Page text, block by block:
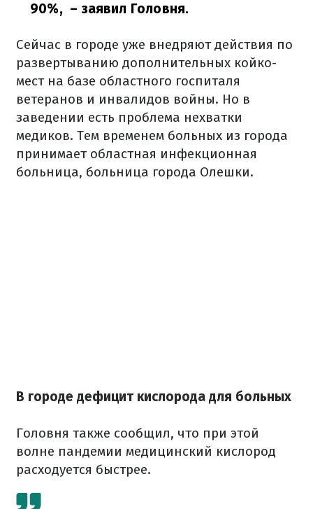
90%, – заявил Головня.
Сейчас в городе уже внедряют действия по
развертыванию дополнительных койко-
мест на базе областного госпиталя
ветеранов и инвалидов войны. Но в
заведении есть проблема нехватки
медиков. Тем временем больных из города
принимает областная инфекционная
больница, больница города Олешки.
В городе дефицит кислорода для больных
Головня также сообщил, что при этой
волне пандемии медицинский кислород
расходуется быстрее.